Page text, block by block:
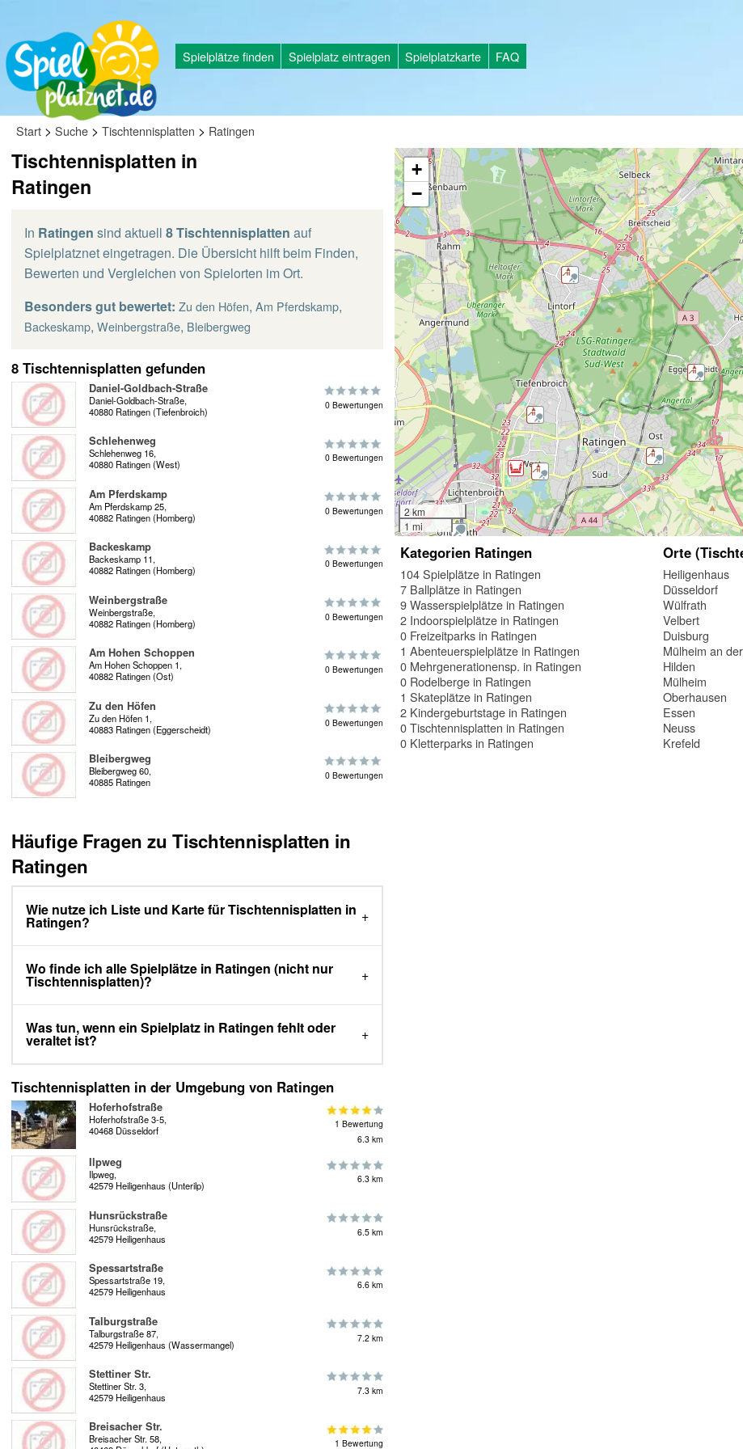
Spielplätze finden Spielplatz eintragen Spielplatzkarte FAQ
Start > Suche > Tischtennisplatten > Ratingen
Tischtennisplatten in
Ratingen
In Ratingen sind aktuell 8 Tischtennisplatten auf
Spielplatznet eingetragen. Die Übersicht hilft beim Finden,
Bewerten und Vergleichen von Spielorten im Ort.
Besonders gut bewertet: Zu den Höfen, Am Pferdskamp,
Backeskamp, Weinbergstraße, Bleibergweg
8 Tischtennisplatten gefunden
Daniel-Goldbach-Straße
Daniel-Goldbach-Straße,
40880 Ratingen (Tiefenbroich)
0 Bewertungen
Schlehenweg
Schlehenweg 16,
40880 Ratingen (West)
0 Bewertungen
Am Pferdskamp
Am Pferdskamp 25,
40882 Ratingen (Homberg)
0 Bewertungen
Backeskamp
Backeskamp 11,
40882 Ratingen (Homberg)
0 Bewertungen
Weinbergstraße
Weinbergstraße,
40882 Ratingen (Homberg)
0 Bewertungen
Am Hohen Schoppen
Am Hohen Schoppen 1,
40882 Ratingen (Ost)
0 Bewertungen
Zu den Höfen
Zu den Höfen 1,
40883 Ratingen (Eggerscheidt)
0 Bewertungen
Bleibergweg
Bleibergweg 60,
40885 Ratingen
0 Bewertungen
Häufige Fragen zu Tischtennisplatten in
Ratingen
Wie nutze ich Liste und Karte für Tischtennisplatten in
Ratingen?
Wo finde ich alle Spielplätze in Ratingen (nicht nur
Tischtennisplatten)?
Was tun, wenn ein Spielplatz in Ratingen fehlt oder
veraltet ist?
Tischtennisplatten in der Umgebung von Ratingen
Hoferhofstraße
Hoferhofstraße 3-5,
40468 Düsseldorf
1 Bewertung
6.3 km
Ilpweg
Ilpweg,
42579 Heiligenhaus (Unterilp)
6.3 km
Hunsrückstraße
Hunsrückstraße,
42579 Heiligenhaus
6.5 km
Spessartstraße
Spessartstraße 19,
42579 Heiligenhaus
6.6 km
Talburgstraße
Talburgstraße 87,
42579 Heiligenhaus (Wassermangel)
7.2 km
Stettiner Str.
Stettiner Str. 3,
42579 Heiligenhaus
7.3 km
Breisacher Str.
Breisacher Str. 58,
1 Bewertung
+
−
2 km
1 mi
Kategorien Ratingen
104 Spielplätze in Ratingen
7 Ballplätze in Ratingen
9 Wasserspielplätze in Ratingen
2 Indoorspielplätze in Ratingen
0 Freizeitparks in Ratingen
1 Abenteuerspielplätze in Ratingen
0 Mehrgenerationensp. in Ratingen
0 Rodelberge in Ratingen
1 Skateplätze in Ratingen
2 Kindergeburtstage in Ratingen
0 Tischtennisplatten in Ratingen
0 Kletterparks in Ratingen
Orte
Heiligenhaus
Düsseldorf
Wülfrath
Velbert
Duisburg
Mülheim an
Hilden
Mülheim
Oberhausen
Essen
Neuss
Krefeld